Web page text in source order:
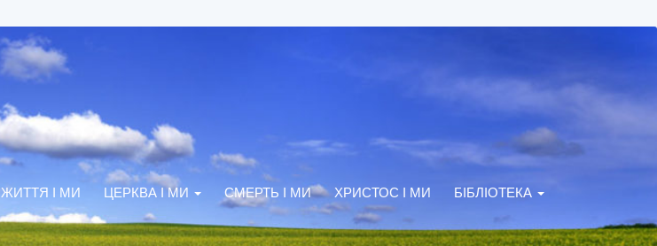
ЖИТТЯ І МИ ЦЕРКВА І МИ СМЕРТЬ І МИ ХРИСТОС І МИ БІБЛІОТЕКА